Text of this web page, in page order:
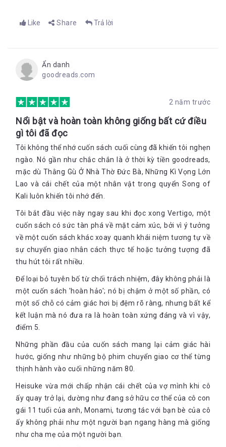
Like Share Trả lời
Ẩn danh
goodreads.com
2 năm trước
Nổi bật và hoàn toàn không giống bất cứ điều
gì tôi đã đọc
Tôi không thể nhớ cuốn sách cuối cùng đã khiến tôi nghẹn
ngào. Nó gần như chắc chắn là ở thời kỳ tiền goodreads,
mặc dù Thằng Gù Ở Nhà Thờ Đức Bà, Những Kì Vọng Lớn
Lao và cái chết của một nhân vật trong quyển Song of
Kali luôn khiến tôi nhớ đến.
Tôi bắt đầu việc này ngay sau khi đọc xong Vertigo, một
cuốn sách có sức tàn phá về mặt cảm xúc, bởi vì ý tưởng
về một cuốn sách khác xoay quanh khái niệm tương tự về
sự chuyển giao nhân cách thực tế hoặc tưởng tượng đã
thu hút tôi rất nhiều.
Để loại bỏ tuyên bố từ chối trách nhiệm, đây không phải là
một cuốn sách 'hoàn hảo'; nó bị chậm ở một số phần, có
một số chỗ có cảm giác hơi bị đệm rõ ràng, nhưng bất kể
kết luận mà nó đưa ra là hoàn toàn xứng đáng và vì vậy,
điểm 5.
Những phần đầu của cuốn sách mang lại cảm giác hài
hước, giống như những bộ phim chuyển giao cơ thể từng
thịnh hành vào cuối những năm 80.
Heisuke vừa mới chấp nhận cái chết của vợ mình khi cô
ấy quay trở lại, dường như đang sở hữu cơ thể của cô con
gái 11 tuổi của anh, Monami, tương tác với bạn bè của cô
ấy không phải như một người bạn ngang hàng mà giống
như cha mẹ của một người bạn.